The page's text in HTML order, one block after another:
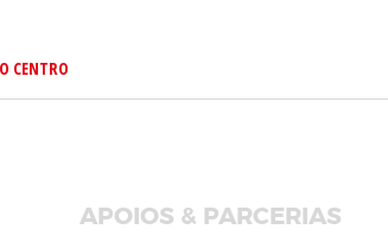
CENTRO
APOIOS & PARCERIAS